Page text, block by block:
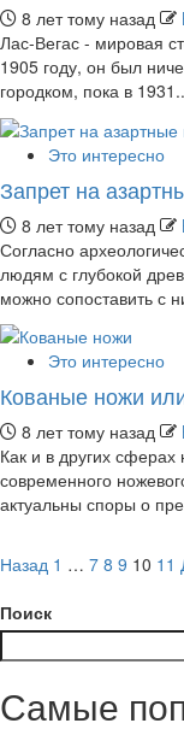
8 лет тому назад
Лас-Вегас - мировая
1905 году, он был
городком, пока в
Это интересно
Запрет на
8 лет тому назад
Согласно
людям с глубокой
можно сопоставить с
Это интересно
Кованые ножи
8 лет тому назад
Как и в других
современного
актуальны споры о
Пагинация
записей
Назад 1 … 7 8 9 10 11
Поиск
Самые